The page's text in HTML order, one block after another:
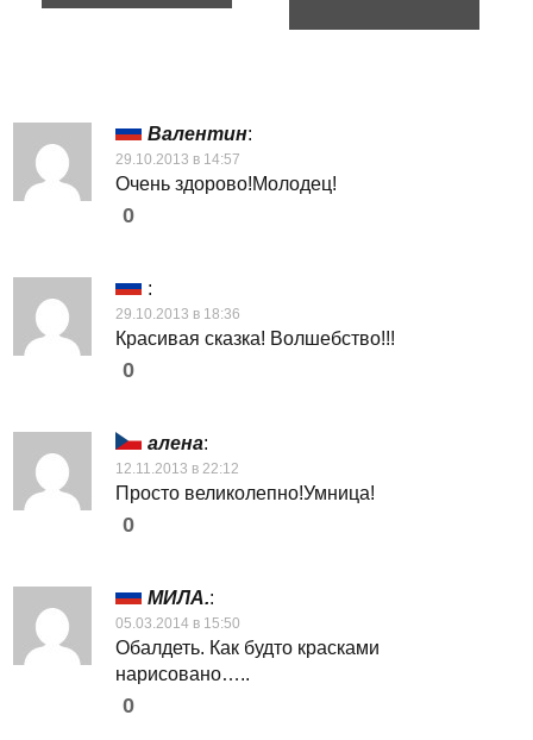
Валентин:
29.10.2013 в 14:57
Очень здорово!Молодец!
0
:
29.10.2013 в 18:36
Красивая сказка! Волшебство!!!
0
алена:
12.11.2013 в 22:12
Просто великолепно!Умница!
0
МИЛА.:
05.03.2014 в 15:50
Обалдеть. Как будто красками
нарисовано…..
0